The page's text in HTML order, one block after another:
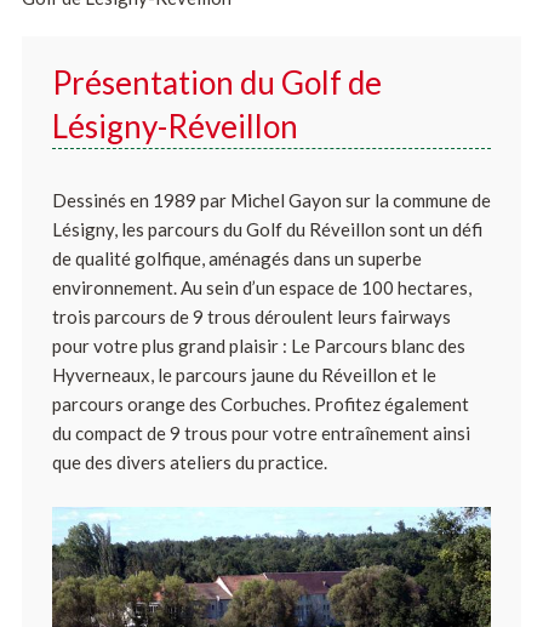
Présentation du Golf de
Lésigny-Réveillon
Dessinés en 1989 par Michel Gayon sur la commune de
Lésigny, les parcours du Golf du Réveillon sont un défi
de qualité golfique, aménagés dans un superbe
environnement. Au sein d’un espace de 100 hectares,
trois parcours de 9 trous déroulent leurs fairways
pour votre plus grand plaisir : Le Parcours blanc des
Hyverneaux, le parcours jaune du Réveillon et le
parcours orange des Corbuches. Profitez également
du compact de 9 trous pour votre entraînement ainsi
que des divers ateliers du practice.